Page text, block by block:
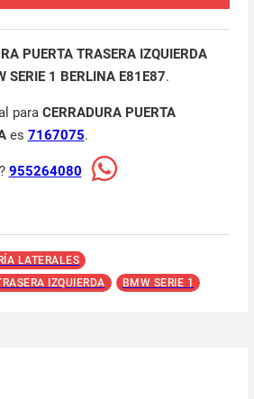
PUERTA TRASERA IZQUIERDA
SERIE 1 BERLINA E81E87.
para CERRADURA PUERTA
es 7167075.
955264080
LATERALES
IZQUIERDA
BMW SERIE 1